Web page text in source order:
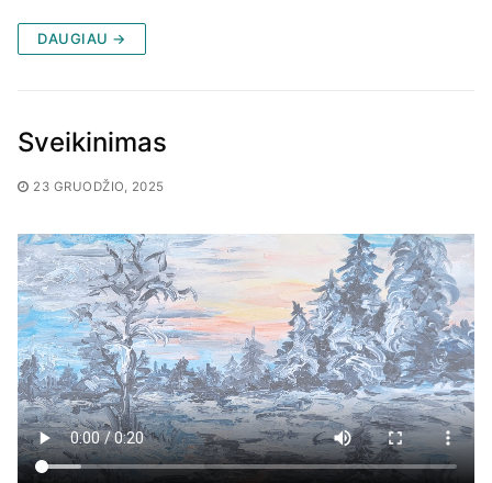
DAUGIAU →
Sveikinimas
23 GRUODŽIO, 2025